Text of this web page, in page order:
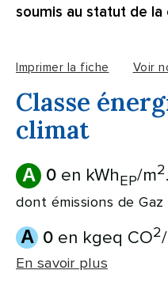
soumis au statut de
Imprimer la fiche Voir
Classe
climat
A 0 en kWhEP/m2
dont émissions de
A 0 en kgeq CO2
En savoir plus